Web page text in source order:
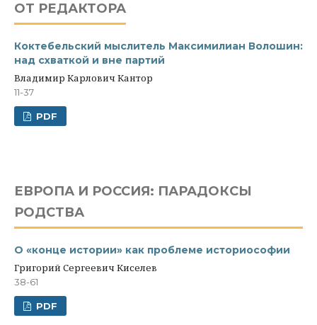
ОТ РЕДАКТОРА
Коктебельский мыслитель Максимилиан Волошин:
над схваткой и вне партий
Владимир Карлович Кантор
11-37
PDF
ЕВРОПА И РОССИЯ: ПАРАДОКСЫ
РОДСТВА
О «конце истории» как проблеме историософии
Григорий Сергеевич Киселев
38-61
PDF